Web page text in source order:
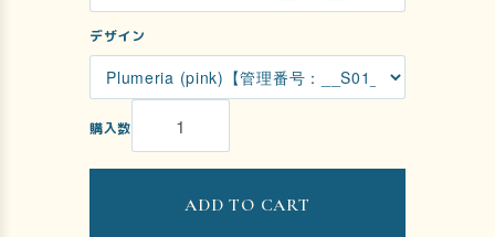
デザイン
購入数
ADD TO CART